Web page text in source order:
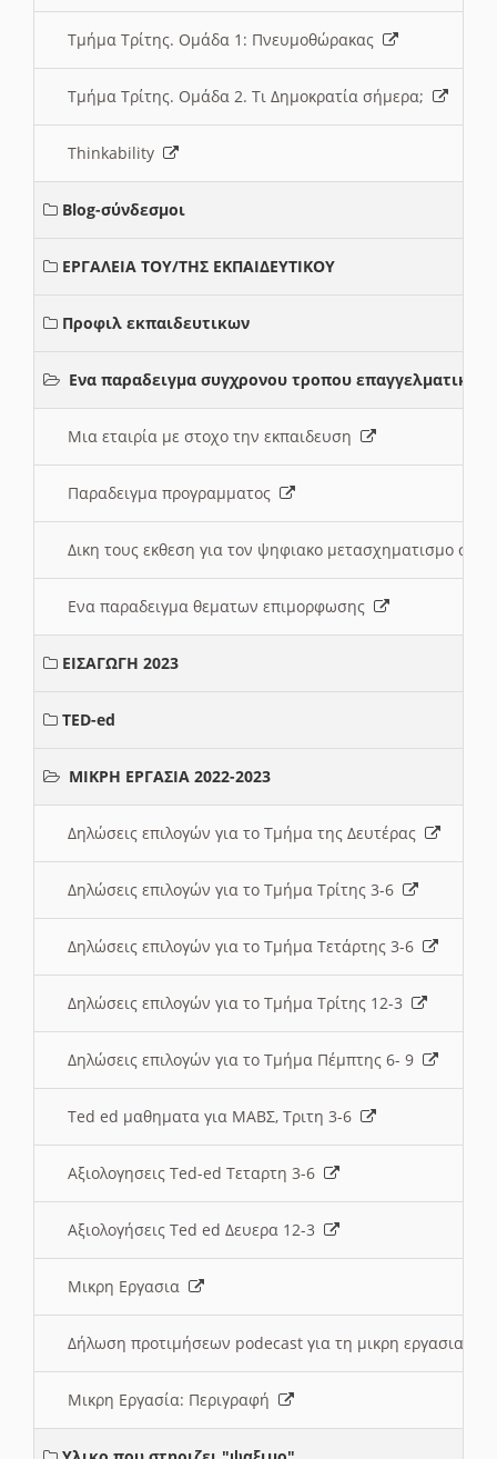
Τμήμα Τρίτης. Ομάδα 1: Πνευμοθώρακας
Τμήμα Τρίτης. Ομάδα 2. Τι Δημοκρατία σήμερα;
Thinkability
Blog-σύνδεσμοι
ΕΡΓΑΛΕΙΑ ΤΟΥ/ΤΗΣ ΕΚΠΑΙΔΕΥΤΙΚΟΥ
Προφιλ εκπαιδευτικων
Ενα παραδειγμα συγχρονου τροπου
Μια εταιρία με στοχο την εκπαιδευση
Παραδειγμα προγραμματος
Δικη τους εκθεση για τον ψηφιακο μετασχηματισμο
Ενα παραδειγμα θεματων επιμορφωσης
ΕΙΣΑΓΩΓΗ 2023
TED-ed
ΜΙΚΡΗ ΕΡΓΑΣΙΑ 2022-2023
Δηλώσεις επιλογών για το Τμήμα της Δευτέρας
Δηλώσεις επιλογών για το Τμήμα Τρίτης 3-6
Δηλώσεις επιλογών για το Τμήμα Τετάρτης 3-6
Δηλώσεις επιλογών για το Τμήμα Τρίτης 12-3
Δηλώσεις επιλογών για το Τμήμα Πέμπτης 6- 9
Ted ed μαθηματα για ΜΑΒΣ, Τριτη 3-6
Αξιολογησεις Ted-ed Τεταρτη 3-6
Αξιολογήσεις Ted ed Δευερα 12-3
Μικρη Εργασια
Δήλωση προτιμήσεων podecast για τη μικρη εργασια
Μικρη Εργασία: Περιγραφή